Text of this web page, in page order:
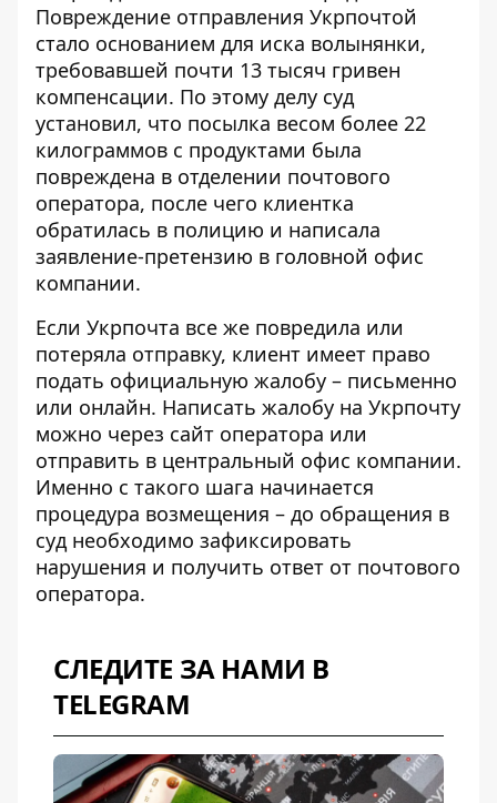
Повреждение отправления Укрпочтой
стало основанием для иска волынянки,
требовавшей почти 13 тысяч гривен
компенсации. По этому делу суд
установил, что посылка весом более 22
килограммов с продуктами была
повреждена в отделении почтового
оператора, после чего клиентка
обратилась в полицию и написала
заявление-претензию в головной офис
компании.
Если Укрпочта все же повредила или
потеряла отправку, клиент имеет право
подать официальную жалобу – письменно
или онлайн. Написать жалобу на Укрпочту
можно через сайт оператора или
отправить в центральный офис компании.
Именно с такого шага начинается
процедура возмещения – до обращения в
суд необходимо зафиксировать
нарушения и получить ответ от почтового
оператора.
СЛЕДИТЕ ЗА НАМИ В
TELEGRAM